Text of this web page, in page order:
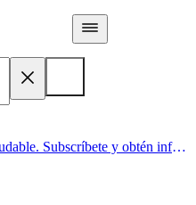
Acá comienza un estilo de vida saludable. Subscríbete y obtén información de primera mano